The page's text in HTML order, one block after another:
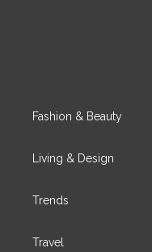
Fashion & Beauty
Living & Design
Trends
Travel